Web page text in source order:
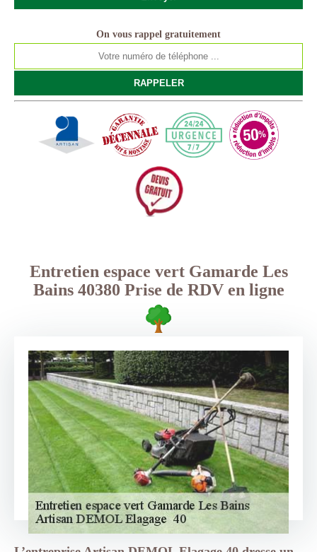
On vous rappel gratuitement
Entretien espace vert Gamarde Les
Bains 40380 Prise de RDV en ligne